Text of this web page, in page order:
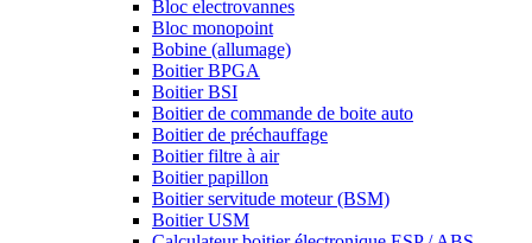
Bloc electrovannes
Bloc monopoint
Bobine (allumage)
Boitier BPGA
Boitier BSI
Boitier de commande de boite auto
Boitier de préchauffage
Boitier filtre à air
Boitier papillon
Boitier servitude moteur (BSM)
Boitier USM